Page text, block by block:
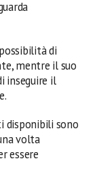
di
mentre il suo
inseguire il
disponibili sono
volta
essere